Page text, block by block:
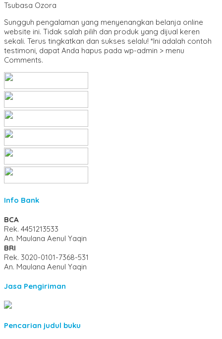
Tsubasa Ozora
Sungguh pengalaman yang menyenangkan belanja online
website ini. Tidak salah pilih dan produk yang dijual keren
sekali. Terus tingkatkan dan sukses selalu! *Ini adalah contoh
testimoni, dapat Anda hapus pada wp-admin > menu
Comments.
Info Bank
BCA
Rek. 4451213533
An. Maulana Aenul Yaqin
BRI
Rek. 3020-0101-7368-531
An. Maulana Aenul Yaqin
Jasa Pengiriman
Pencarian judul buku